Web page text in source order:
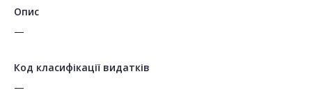
Опис
—
Код класифікації видатків
—